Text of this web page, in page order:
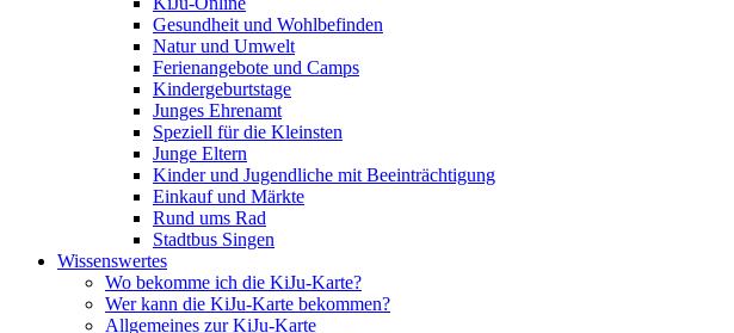
Gesundheit und Wohlbefinden
Natur und Umwelt
Ferienangebote und Camps
Kindergeburtstage
Junges Ehrenamt
Speziell für die Kleinsten
Junge Eltern
Kinder und Jugendliche mit Beeinträchtigung
Einkauf und Märkte
Rund ums Rad
Stadtbus Singen
Wissenswertes
Wo bekomme ich die KiJu-Karte?
Wer kann die KiJu-Karte bekommen?
Allgemeines zur KiJu-Karte